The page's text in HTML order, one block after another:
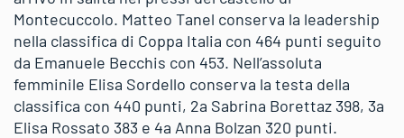
Montecuccolo. Matteo Tanel conserva la leadership
nella classifica di Coppa Italia con 464 punti seguito
da Emanuele Becchis con 453. Nell’assoluta
femminile Elisa Sordello conserva la testa della
classifica con 440 punti, 2a Sabrina Borettaz 398, 3a
Elisa Rossato 383 e 4a Anna Bolzan 320 punti.